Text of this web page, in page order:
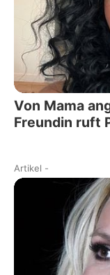
Von Mama
Freundin ruft
Artikel -